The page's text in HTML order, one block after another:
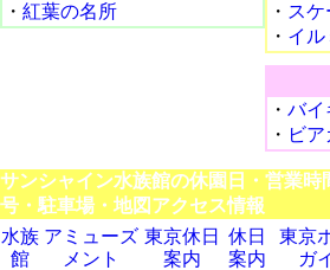
・ 紅葉の名所
・ スケ
・ イル
・ バイ
・ ビ
サンシャイン水族館の休園日・営業時
号・駐車場・地図アクセス情報
水族
館
アミューズ
メント
東京休日
案内
休日
案内
東京
ガ